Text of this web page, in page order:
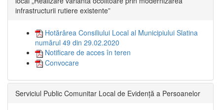
infrastructurii rutiere existente”
Hotărârea Consiliului Local al Municipiului Slatina
numărul 49 din 29.02.2020
Notificare de acces în teren
Convocare
Serviciul Public Comunitar Local de Evidență a Persoanelor